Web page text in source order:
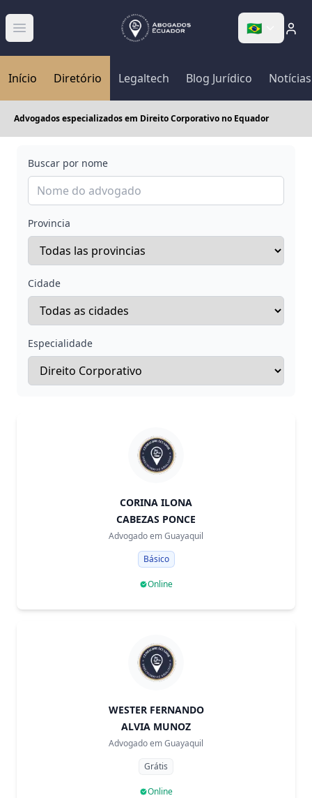
Abrir menú 🇧🇷
Início Diretório Legaltech Blog Jurídico Notícias
Advogados especializados em Direito Corporativo no Equador
Buscar por nome
Provincia
Cidade
Especialidade
CORINA ILONA
CABEZAS PONCE
Advogado emGuayaquil
Básico
Online
WESTER FERNANDO
ALVIA MUNOZ
Advogado emGuayaquil
Grátis
Online